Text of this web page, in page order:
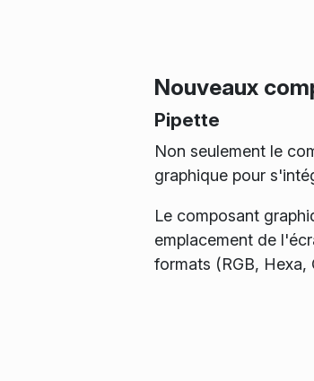
Nouveaux
Pipette
Non seulement le
graphique pour
Le composant
emplacement de
formats (RGB, Hexa,